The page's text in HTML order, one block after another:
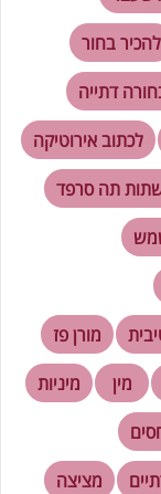
להכיר בחור
דתייה
לכתוב אירוטיקה
תה סרפד
מורן פז
מין
מיניות
מציצה